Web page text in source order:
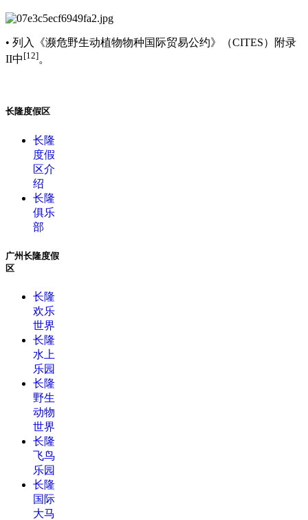
• 列入《濒危野生动植物物种国际贸易公约》（CITES）附录
II中 [12]。
长隆度假区
长隆
度假
区介
绍
长隆
俱乐
部
广州长隆度假
区
长隆
欢乐
世界
长隆
水上
乐园
长隆
野生
动物
世界
长隆
飞鸟
乐园
长隆
国际
大马